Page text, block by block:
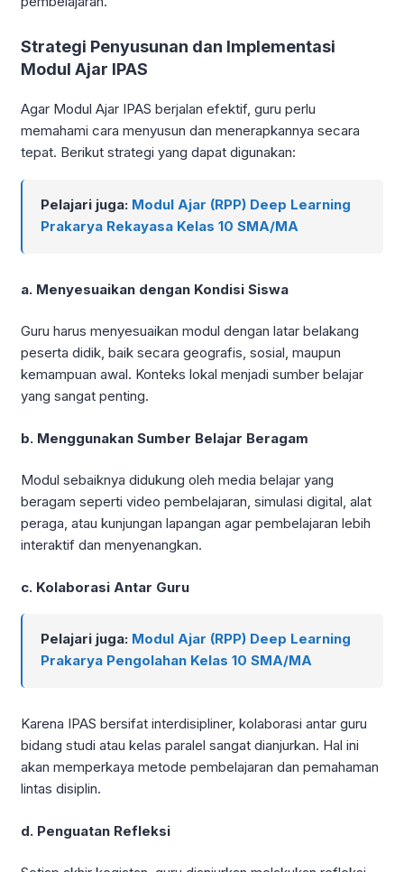
Strategi Penyusunan dan Implementasi
Modul Ajar IPAS
Agar Modul Ajar IPAS berjalan efektif, guru perlu
memahami cara menyusun dan menerapkannya secara
tepat. Berikut strategi yang dapat digunakan:
Pelajari juga: Modul Ajar (RPP) Deep Learning
Prakarya Rekayasa Kelas 10 SMA/MA
a. Menyesuaikan dengan Kondisi Siswa
Guru harus menyesuaikan modul dengan latar belakang
peserta didik, baik secara geografis, sosial, maupun
kemampuan awal. Konteks lokal menjadi sumber belajar
yang sangat penting.
b. Menggunakan Sumber Belajar Beragam
Modul sebaiknya didukung oleh media belajar yang
beragam seperti video pembelajaran, simulasi digital, alat
peraga, atau kunjungan lapangan agar pembelajaran lebih
interaktif dan menyenangkan.
c. Kolaborasi Antar Guru
Pelajari juga: Modul Ajar (RPP) Deep Learning
Prakarya Pengolahan Kelas 10 SMA/MA
Karena IPAS bersifat interdisipliner, kolaborasi antar guru
bidang studi atau kelas paralel sangat dianjurkan. Hal ini
akan memperkaya metode pembelajaran dan pemahaman
lintas disiplin.
d. Penguatan Refleksi